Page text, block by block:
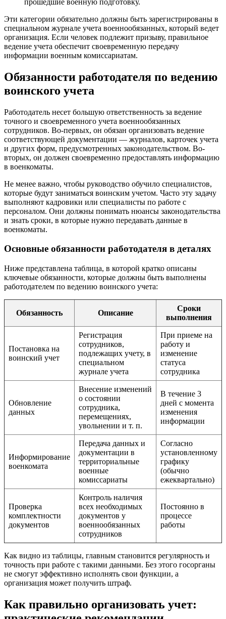
прошедшие военную подготовку.
Эти категории обязательно должны быть зарегистрированы в
специальном журнале учета военнообязанных, который ведет
организация. Если человек подлежит призыву, правильное
ведение учета обеспечит своевременную передачу
информации военным комиссариатам.
Обязанности работодателя по ведению
воинского учета
Работодатель несет большую ответственность за ведение
точного и своевременного учета военнообязанных
сотрудников. Во-первых, он обязан организовать ведение
соответствующей документации — журналов, карточек учета
и других форм, предусмотренных законодательством. Во-
вторых, он должен своевременно предоставлять информацию
в военкоматы.
Не менее важно, чтобы руководство обучило специалистов,
которые будут заниматься воинским учетом. Часто эту задачу
выполняют кадровики или специалисты по работе с
персоналом. Они должны понимать нюансы законодательства
и знать сроки, в которые нужно передавать данные в
военкоматы.
Основные обязанности работодателя в деталях
Ниже представлена таблица, в которой кратко описаны
ключевые обязанности, которые должны быть выполнены
работодателем по ведению воинского учета:
Обязанность Описание
Сроки
выполнения
Постановка на
воинский учет
Регистрация
сотрудников,
подлежащих учету, в
специальном
журнале учета
При приеме на
работу и
изменение
статуса
сотрудника
Обновление
данных
Внесение изменений
о состоянии
сотрудника,
перемещениях,
увольнении и т. п.
В течение 3
дней с момента
изменения
информации
Информирование
военкомата
Передача данных и
документации в
территориальные
военные
комиссариаты
Согласно
установленному
графику
(обычно
ежеквартально)
Проверка
комплектности
документов
Контроль наличия
всех необходимых
документов у
военнообязанных
сотрудников
Постоянно в
процессе
работы
Как видно из таблицы, главным становится регулярность и
точность при работе с такими данными. Без этого госорганы
не смогут эффективно исполнять свои функции, а
организация может получить штраф.
Как правильно организовать учет: